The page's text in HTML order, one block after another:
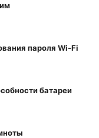
пароля Wi-Fi
батареи